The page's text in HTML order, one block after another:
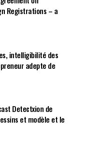
Registrations – a
intelligibilité des
adepte de
Detectxion de
et modèle et le